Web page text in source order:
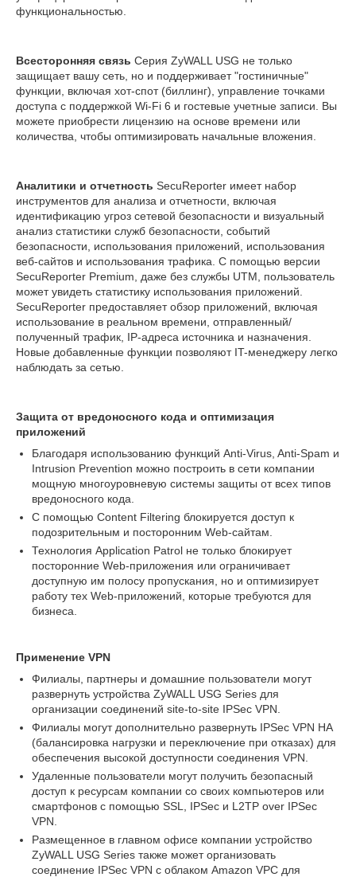
функциональностью.
Всесторонняя связь Серия ZyWALL USG не только
защищает вашу сеть, но и поддерживает "гостиничные"
функции, включая хот-спот (биллинг), управление точками
доступа с поддержкой Wi-Fi 6 и гостевые учетные записи. Вы
можете приобрести лицензию на основе времени или
количества, чтобы оптимизировать начальные вложения.
Аналитики и отчетность SecuReporter имеет набор
инструментов для анализа и отчетности, включая
идентификацию угроз сетевой безопасности и визуальный
анализ статистики служб безопасности, событий
безопасности, использования приложений, использования
веб-сайтов и использования трафика. С помощью версии
SecuReporter Premium, даже без службы UTM, пользователь
может увидеть статистику использования приложений.
SecuReporter предоставляет обзор приложений, включая
использование в реальном времени, отправленный/
полученный трафик, IP-адреса источника и назначения.
Новые добавленные функции позволяют IT-менеджеру легко
наблюдать за сетью.
Защита от вредоносного кода и оптимизация
приложений
Благодаря использованию функций Anti-Virus, Anti-Spam и
Intrusion Prevention можно построить в сети компании
мощную многоуровневую системы защиты от всех типов
вредоносного кода.
С помощью Content Filtering блокируется доступ к
подозрительным и посторонним Web-сайтам.
Технология Application Patrol не только блокирует
посторонние Web-приложения или ограничивает
доступную им полосу пропускания, но и оптимизирует
работу тех Web-приложений, которые требуются для
бизнеса.
Применение VPN
Филиалы, партнеры и домашние пользователи могут
развернуть устройства ZyWALL USG Series для
организации соединений site-to-site IPSec VPN.
Филиалы могут дополнительно развернуть IPSec VPN HA
(балансировка нагрузки и переключение при отказах) для
обеспечения высокой доступности соединения VPN.
Удаленные пользователи могут получить безопасный
доступ к ресурсам компании со своих компьютеров или
смартфонов с помощью SSL, IPSec и L2TP over IPSec
VPN.
Размещенное в главном офисе компании устройство
ZyWALL USG Series также может организовать
соединение IPSec VPN с облаком Amazon VPC для